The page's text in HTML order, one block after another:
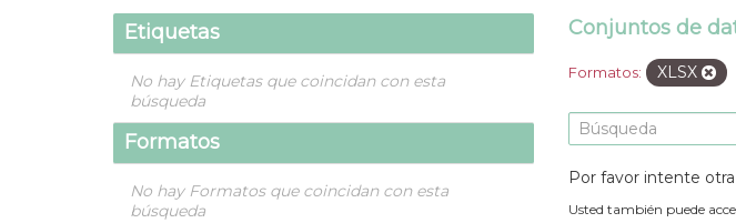
Etiquetas
No hay Etiquetas que coincidan con esta
búsqueda
Formatos
No hay Formatos que coincidan con esta
búsqueda
Conjuntos de
Formatos: XLSX
Por favor intente
Usted también puede